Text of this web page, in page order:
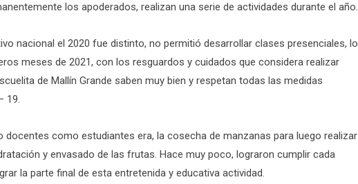
los apoderados, realizan una serie de actividades durante el año.
nacional el 2020 fue distinto, no permitió desarrollar clases presenciales, lo
meses de 2021, con los resguardos y cuidados que considera realizar
de Mallín Grande saben muy bien y respetan todas las medidas
19.
docentes como estudiantes era, la cosecha de manzanas para luego realizar
y envasado de las frutas. Hace muy poco, lograron cumplir cada
la parte final de esta entretenida y educativa actividad.